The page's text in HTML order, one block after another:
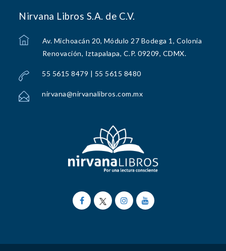
Nirvana Libros S.A. de C.V.
Av. Michoacán 20, Módulo 27 Bodega 1, Colonia
Renovación, Iztapalapa, C.P. 09209, CDMX.
55 5615 8479 | 55 5615 8480
nirvana@nirvanalibros.com.mx